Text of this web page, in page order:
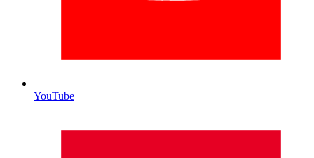
YouTube